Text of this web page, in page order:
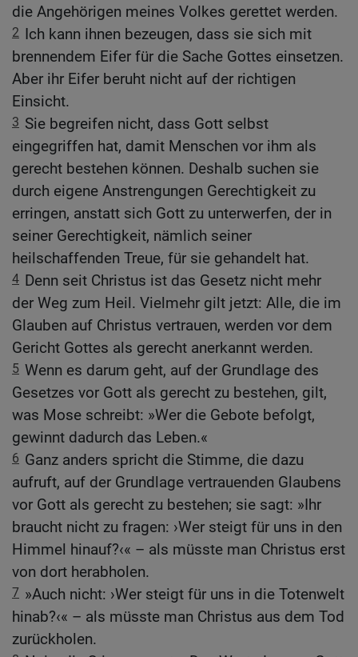
die Angehörigen meines Volkes gerettet werden.
2 Ich kann ihnen bezeugen, dass sie sich mit
brennendem Eifer für die Sache Gottes einsetzen.
Aber ihr Eifer beruht nicht auf der richtigen
Einsicht.
3 Sie begreifen nicht, dass Gott selbst
eingegriffen hat, damit Menschen vor ihm als
gerecht bestehen können. Deshalb suchen sie
durch eigene Anstrengungen Gerechtigkeit zu
erringen, anstatt sich Gott zu unterwerfen, der in
seiner Gerechtigkeit, nämlich seiner
heilschaffenden Treue, für sie gehandelt hat.
4 Denn seit Christus ist das Gesetz nicht mehr
der Weg zum Heil. Vielmehr gilt jetzt: Alle, die im
Glauben auf Christus vertrauen, werden vor dem
Gericht Gottes als gerecht anerkannt werden.
5 Wenn es darum geht, auf der Grundlage des
Gesetzes vor Gott als gerecht zu bestehen, gilt,
was Mose schreibt: »Wer die Gebote befolgt,
gewinnt dadurch das Leben.«
6 Ganz anders spricht die Stimme, die dazu
aufruft, auf der Grundlage vertrauenden Glaubens
vor Gott als gerecht zu bestehen; sie sagt: »Ihr
braucht nicht zu fragen: ›Wer steigt für uns in den
Himmel hinauf?‹« – als müsste man Christus erst
von dort herabholen.
7 »Auch nicht: ›Wer steigt für uns in die Totenwelt
hinab?‹« – als müsste man Christus aus dem Tod
zurückholen.